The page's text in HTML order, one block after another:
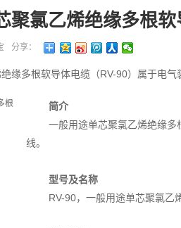
聚氯乙烯绝缘多根
分享：
缘多根软导体电缆（RV-90）属于电
简介
一般用途单芯聚氯乙烯绝缘
线。
型号及名称
RV-90，一般用途单芯聚氯乙